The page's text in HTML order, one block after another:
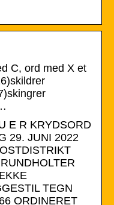
C, ord med X et
E R KRYDSORD
29. JUNI 2022
TEGN
ORDINERET